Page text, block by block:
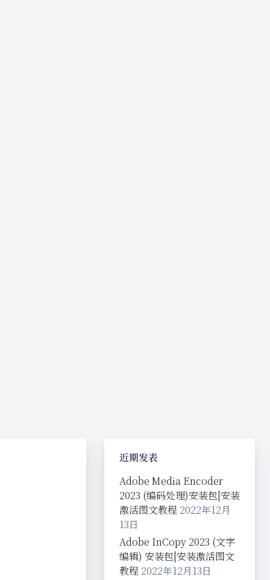
近期发表
Adobe Media Encoder
2023 (编码处理)安装包|安装
激活图文教程 2022年12月
13日
Adobe InCopy 2023 (文字
编辑) 安装包|安装激活图文
教程 2022年12月13日